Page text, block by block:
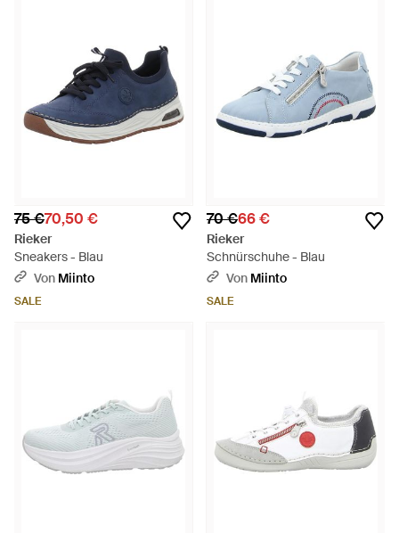
75 €70,50 €
Rieker
Sneakers - Blau
Von Miinto
SALE
70 €66 €
Rieker
Schnürschuhe - Blau
Von Miinto
SALE